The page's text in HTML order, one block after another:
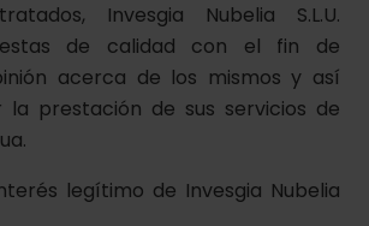
Invesgia Nubelia S.L.U.
de calidad con el fin de
acerca de los mismos y así
la prestación de sus servicios de
legítimo de Invesgia Nubelia